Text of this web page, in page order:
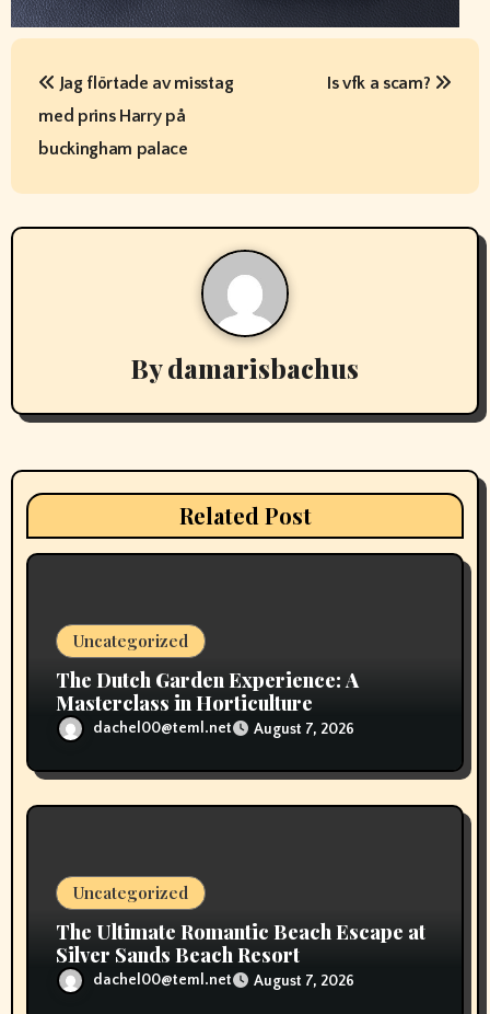
P
n
g
t
o
Jag flörtade av misstag
med prins Harry på
buckingham palace
Is vfk a scam?
Bydamarisbachus
Related Post
Uncategorized
The Dutch Garden Experience: A
Masterclass in Horticulture
dachel00@teml.net August 7, 2026
Uncategorized
The Ultimate Romantic Beach Escape at
Silver Sands Beach Resort
dachel00@teml.net August 7, 2026